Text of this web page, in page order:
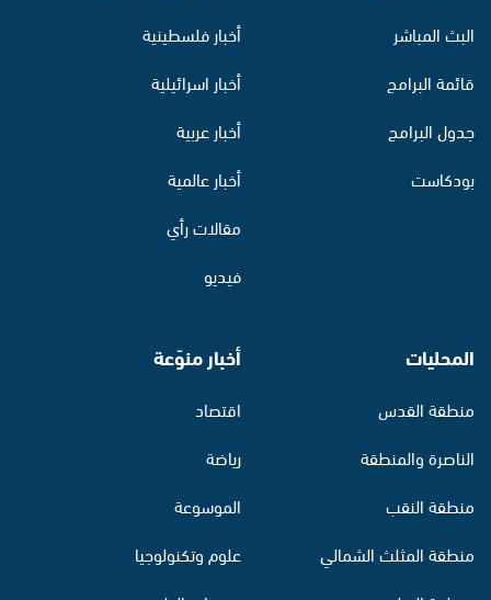
البث المباشر
قائمة البرامج
جدول البرامج
بودكاست
أخبار فلسطينية
أخبار اسرائيلية
أخبار عربية
أخبار عالمية
مقالات رأي
فيديو
المحليات
منطقة القدس
الناصرة والمنطقة
منطقة النقب
منطقة المثلث الشمالي
أخبار منوّعة
اقتصاد
رياضة
الموسوعة
علوم وتكنولوجيا